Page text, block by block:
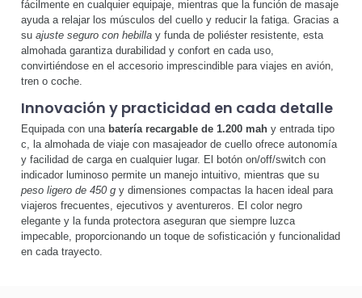
fácilmente en cualquier equipaje, mientras que la función de masaje
ayuda a relajar los músculos del cuello y reducir la fatiga. Gracias a
su ajuste seguro con hebilla y funda de poliéster resistente, esta
almohada garantiza durabilidad y confort en cada uso,
convirtiéndose en el accesorio imprescindible para viajes en avión,
tren o coche.
Innovación y practicidad en cada detalle
Equipada con una batería recargable de 1.200 mah y entrada tipo
c, la almohada de viaje con masajeador de cuello ofrece autonomía
y facilidad de carga en cualquier lugar. El botón on/off/switch con
indicador luminoso permite un manejo intuitivo, mientras que su
peso ligero de 450 g y dimensiones compactas la hacen ideal para
viajeros frecuentes, ejecutivos y aventureros. El color negro
elegante y la funda protectora aseguran que siempre luzca
impecable, proporcionando un toque de sofisticación y funcionalidad
en cada trayecto.